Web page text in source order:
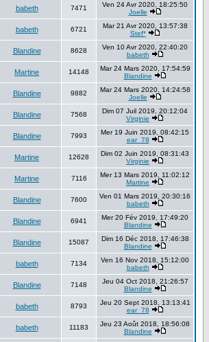
babeth 7471
Ven 24 Avr 2020, 18:25:50
Joelle
babeth 6721
Mar 21 Avr 2020, 13:57:38
Stef*
Blandine 8628
Ven 10 Avr 2020, 22:40:20
babeth
Martine 14148
Mar 24 Mars 2020, 17:54:59
Blandine
Blandine 9882
Mar 24 Mars 2020, 14:24:58
Joelle
Blandine 7568
Dim 07 Juil 2019, 20:12:04
Virginie
Blandine 7993
Mer 19 Juin 2019, 08:42:15
ear_78
Martine 12628
Dim 02 Juin 2019, 08:31:43
Virginie
Martine 7116
Mer 13 Mars 2019, 11:02:12
Martine
Blandine 7600
Ven 01 Mars 2019, 20:30:16
babeth
Blandine 6941
Mer 20 Fév 2019, 17:49:20
Blandine
Blandine 15087
Dim 16 Déc 2018, 17:46:38
Blandine
babeth 7134
Ven 16 Nov 2018, 15:12:00
babeth
Blandine 7148
Jeu 04 Oct 2018, 21:26:57
Blandine
babeth 8793
Jeu 20 Sept 2018, 13:13:41
ear_78
babeth 11183
Jeu 23 Août 2018, 18:56:08
Blandine